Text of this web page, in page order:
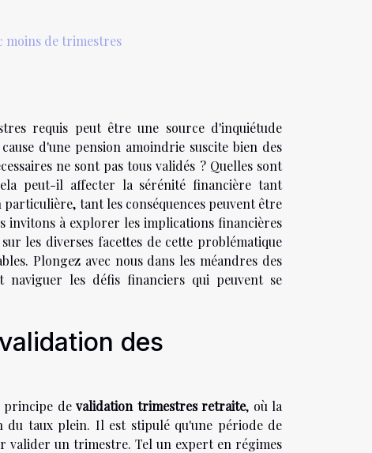
moins de trimestres
requis peut être une source d'inquiétude
d'une pension amoindrie suscite bien des
ne sont pas tous validés ? Quelles sont
peut-il affecter la sérénité financière tant
tant les conséquences peuvent être
invitons à explorer les implications financières
les diverses facettes de cette problématique
Plongez avec nous dans les méandres des
les défis financiers qui peuvent se
des
principe de validation trimestres retraite, où la
taux plein. Il est stipulé qu'une période de
valider un trimestre. Tel un expert en régimes